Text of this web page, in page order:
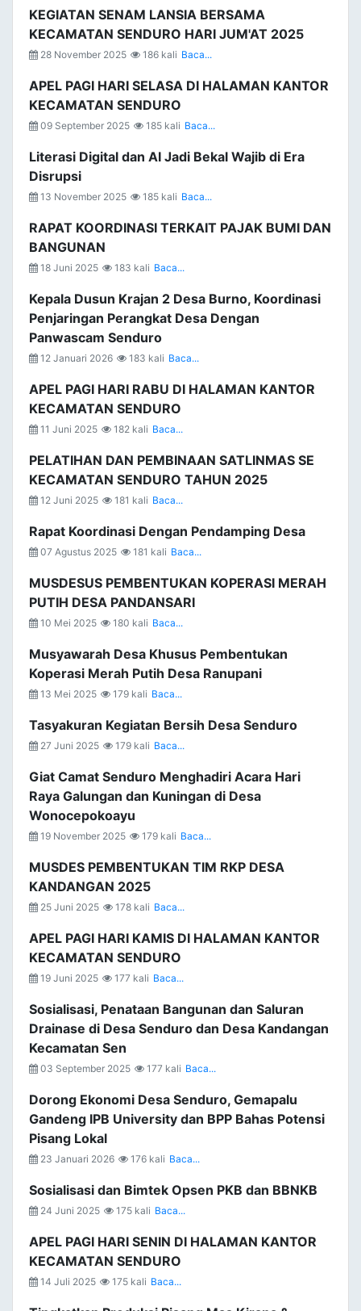
KEGIATAN SENAM LANSIA BERSAMA
KECAMATAN SENDURO HARI JUM'AT 2025
28 November 2025 186 kali Baca...
APEL PAGI HARI SELASA DI HALAMAN KANTOR
KECAMATAN SENDURO
09 September 2025 185 kali Baca...
Literasi Digital dan AI Jadi Bekal Wajib di Era
Disrupsi
13 November 2025 185 kali Baca...
RAPAT KOORDINASI TERKAIT PAJAK BUMI DAN
BANGUNAN
18 Juni 2025 183 kali Baca...
Kepala Dusun Krajan 2 Desa Burno, Koordinasi
Penjaringan Perangkat Desa Dengan
Panwascam Senduro
12 Januari 2026 183 kali Baca...
APEL PAGI HARI RABU DI HALAMAN KANTOR
KECAMATAN SENDURO
11 Juni 2025 182 kali Baca...
PELATIHAN DAN PEMBINAAN SATLINMAS SE
KECAMATAN SENDURO TAHUN 2025
12 Juni 2025 181 kali Baca...
Rapat Koordinasi Dengan Pendamping Desa
07 Agustus 2025 181 kali Baca...
MUSDESUS PEMBENTUKAN KOPERASI MERAH
PUTIH DESA PANDANSARI
10 Mei 2025 180 kali Baca...
Musyawarah Desa Khusus Pembentukan
Koperasi Merah Putih Desa Ranupani
13 Mei 2025 179 kali Baca...
Tasyakuran Kegiatan Bersih Desa Senduro
27 Juni 2025 179 kali Baca...
Giat Camat Senduro Menghadiri Acara Hari
Raya Galungan dan Kuningan di Desa
Wonocepokoayu
19 November 2025 179 kali Baca...
MUSDES PEMBENTUKAN TIM RKP DESA
KANDANGAN 2025
25 Juni 2025 178 kali Baca...
APEL PAGI HARI KAMIS DI HALAMAN KANTOR
KECAMATAN SENDURO
19 Juni 2025 177 kali Baca...
Sosialisasi, Penataan Bangunan dan Saluran
Drainase di Desa Senduro dan Desa Kandangan
Kecamatan Sen
03 September 2025 177 kali Baca...
Dorong Ekonomi Desa Senduro, Gemapalu
Gandeng IPB University dan BPP Bahas Potensi
Pisang Lokal
23 Januari 2026 176 kali Baca...
Sosialisasi dan Bimtek Opsen PKB dan BBNKB
24 Juni 2025 175 kali Baca...
APEL PAGI HARI SENIN DI HALAMAN KANTOR
KECAMATAN SENDURO
14 Juli 2025 175 kali Baca...